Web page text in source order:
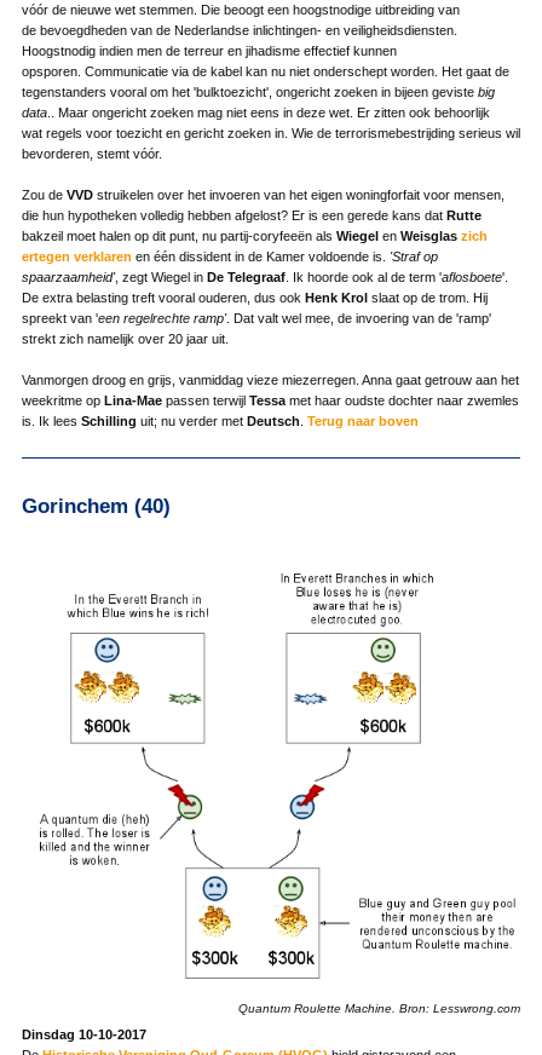
vóór de nieuwe wet stemmen. Die beoogt een hoogstnodige uitbreiding van
de bevoegdheden van de Nederlandse inlichtingen- en veiligheidsdiensten.
Hoogstnodig indien men de terreur en jihadisme effectief kunnen
opsporen. Communicatie via de kabel kan nu niet onderschept worden. Het gaat de
tegenstanders vooral om het 'bulktoezicht', ongericht zoeken in bijeen geviste big
data.. Maar ongericht zoeken mag niet eens in deze wet. Er zitten ook behoorlijk
wat regels voor toezicht en gericht zoeken in. Wie de terrorismebestrijding serieus wil
bevorderen, stemt vóór.
Zou deVVDstruikelen over het invoeren van het eigen woningforfait voor mensen,
die hun hypotheken volledig hebben afgelost? Er is een gerede kans dat Rutte
bakzeil moet halen op dit punt, nu partij-coryfeeën als Wiegelen Weisglas zich
ertegen verklaren en één dissident in de Kamer voldoende is. 'Straf op
spaarzaamheid', zegt Wiegel inDe Telegraaf. Ik hoorde ook al de term 'aflosboete'.
De extra belasting treft vooral ouderen, dus ook Henk Krolslaat op de trom. Hij
spreekt van 'een regelrechte ramp'. Dat valt wel mee, de invoering van de 'ramp'
strekt zich namelijk over 20 jaar uit.
Vanmorgen droog en grijs, vanmiddag vieze miezerregen. Anna gaat getrouw aan het
weekritme op Lina-Maepassen terwijl Tessamet haar oudste dochter naar zwemles
is. Ik lees Schilling uit; nu verder met Deutsch Terug naar boven
Gorinchem (40)
Quantum Roulette Machine. Bron: Lesswrong.com
Dinsdag 10-10-2017